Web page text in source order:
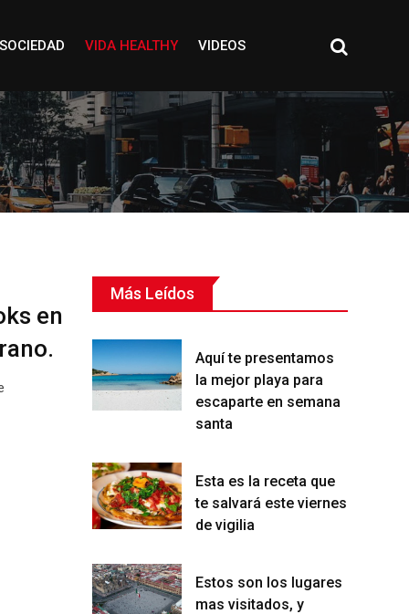
SOCIEDAD VIDA HEALTHY VIDEOS
en
Más Leídos
Aquí te presentamos
la mejor playa para
escaparte en semana
santa
Esta es la receta que
te salvará este viernes
de vigilia
Estos son los lugares
mas visitados, y